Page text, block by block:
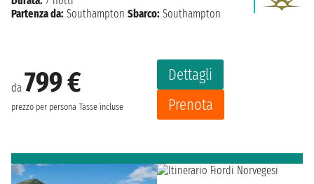
da 799 €
prezzo per persona Tasse incluse
Dettagli
Prenota
Partenza da: Southampton Sbarco: Southampton